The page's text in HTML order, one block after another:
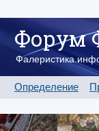
Форум
Определение